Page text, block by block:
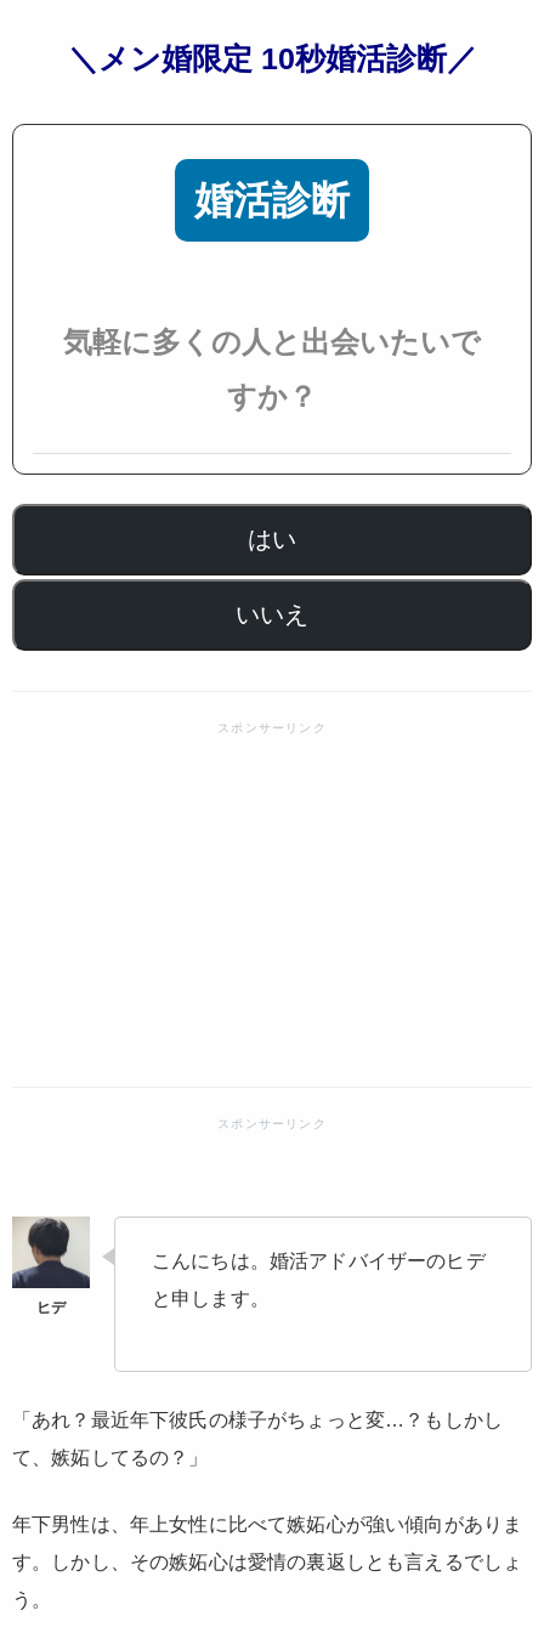
＼メン婚限定 10秒婚活診断／
婚活診断
気軽に多くの人と出会いたいで
すか？
はい
いいえ
こんにちは。婚活アドバイザーのヒデ
と申します。
「あれ？最近年下彼氏の様子がちょっと変…？もしかし
て、嫉妬してるの？」
年下男性は、年上女性に比べて嫉妬心が強い傾向がありま
す。しかし、その嫉妬心は愛情の裏返しとも言えるでしょ
う。